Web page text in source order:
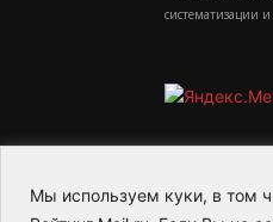
Мы используем куки, в том
систематизации
2015-2026-